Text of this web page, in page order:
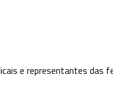
e representantes das